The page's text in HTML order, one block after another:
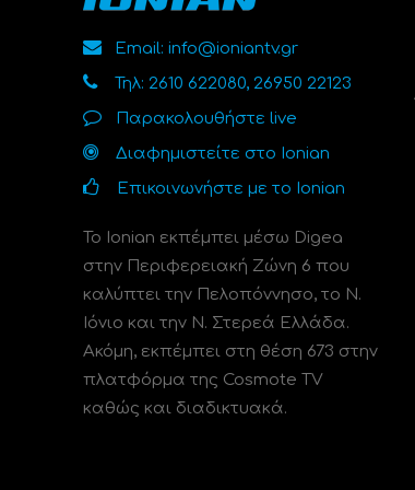
Email: info@ioniantv.gr
Τηλ: 2610 622080, 26950 22123
Παρακολουθήστε live
Διαφημιστείτε στο Ionian
Επικοινωνήστε με το Ionian
Το Ionian εκπέμπει μέσω Digea
στην Περιφερειακή Ζώνη 6 που
καλύπτει την Πελοπόννησο, το N.
Ιόνιο και την Ν. Στερεά Ελλάδα.
Ακόμη, εκπέμπει στη θέση 673 στην
πλατφόρμα της Cosmote TV
καθώς και διαδικτυακά.